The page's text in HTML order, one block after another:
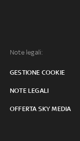
Note legali:
GESTIONE COOKIE
NOTE LEGALI
OFFERTA SKY MEDIA